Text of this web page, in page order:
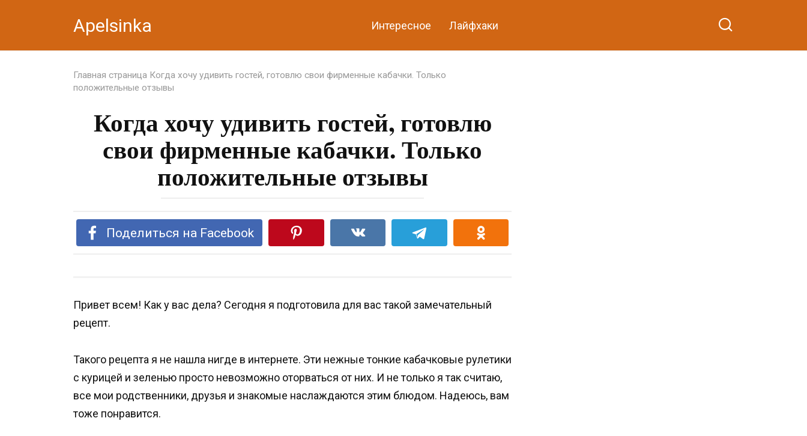
Apelsinka Интересное Лайфхаки
Главная страница Когда хочу удивить гостей, готовлю свои фирменные кабачки. Только
положительные отзывы
Когда хочу удивить гостей, готовлю
свои фирменные кабачки. Только
положительные отзывы
Поделиться на Facebook
Привет всем! Как у вас дела? Сегодня я подготовила для вас такой замечательный
рецепт.
Такого рецепта я не нашла нигде в интернете. Эти нежные тонкие кабачковые рулетики
с курицей и зеленью просто невозможно оторваться от них. И не только я так считаю,
все мои родственники, друзья и знакомые наслаждаются этим блюдом. Надеюсь, вам
тоже понравится.